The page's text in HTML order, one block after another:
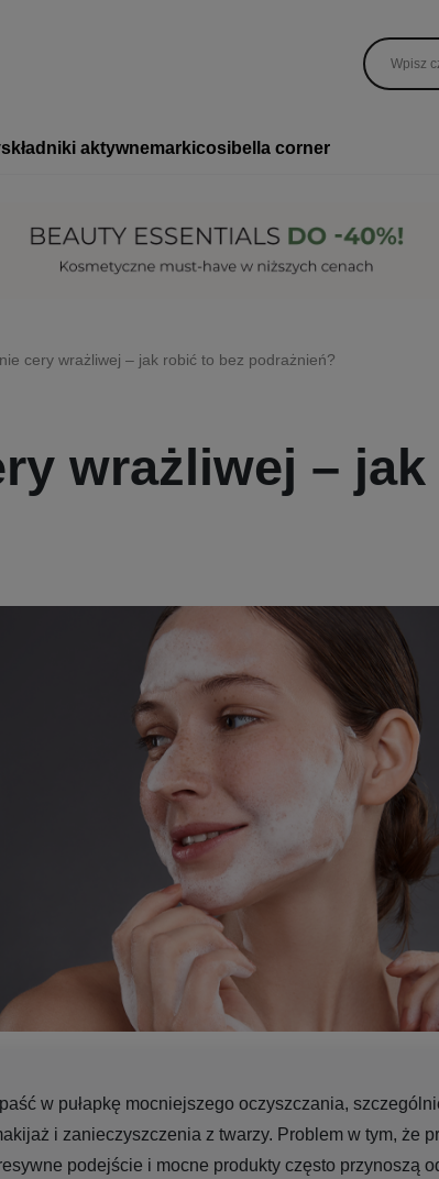
składniki aktywnemarkicosibella corner
cery wrażliwej – jak robić to bez podrażnień?
wrażliwej –
w pułapkę mocniejszego oczyszczania,
i zanieczyszczenia z twarzy. Problem w tym, że
podejście i mocne produkty często przynoszą